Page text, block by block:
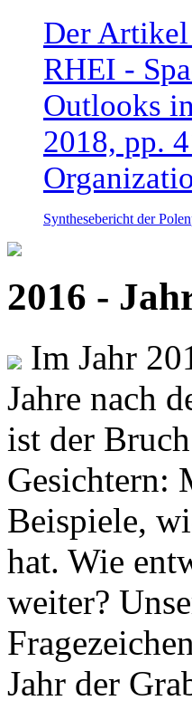
Der
RHEI -
Outlooks
2018, pp.
Synthesebericht der
2016 -
Im Jahr
Jahre nach
ist der
Gesichtern:
Beispiele,
hat. Wie
weiter?
Jahr der